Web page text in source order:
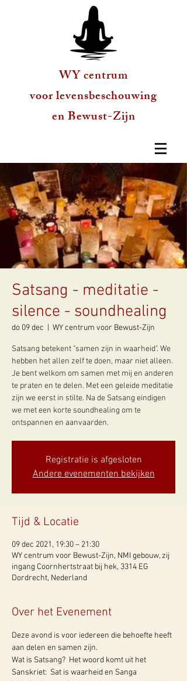
WY centrum
voor levensbeschouwing
en Bewust-Zijn
Satsang - meditatie -
silence - soundhealing
do 09 dec WY centrum voor Bewust-Zijn
Satsang betekent "samen zijn in waarheid". We
hebben het allen zelf te doen, maar niet alleen.
Je bent welkom om samen met mij en anderen
te praten en te delen. Met een geleide meditatie
zijn we eerst in stilte. Na de Satsang eindigen
we met een korte soundhealing om te
ontspannen en aanvaarden.
Registratie is afgesloten
Andere evenementen bekijken
Tijd & Locatie
09 dec 2021, 19:30 – 21:30
WY centrum voor Bewust-Zijn, NMI gebouw, zij
ingang Coornhertstraat bij hek, 3314 EG
Dordrecht, Nederland
Over het Evenement
Deze avond is voor iedereen die behoefte heeft
aan delen en samen zijn.
Wat is Satsang?  Het woord komt uit het
Sanskriet:  Sat is waarheid en Sanga